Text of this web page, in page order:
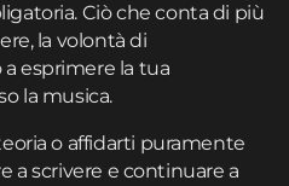
Ciò che conta di più
la volontà di
esprimere la tua
la musica.
o affidarti puramente
a scrivere e continuare a